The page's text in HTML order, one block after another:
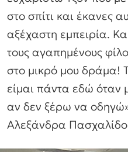
στο σπίτι και έκανες
αξέχαστη εμπειρία.
τους αγαπημένους
στο μικρό μου δράμα!
είμαι πάντα εδώ όταν
αν δεν ξέρω να οδηγώ
Αλεξάνδρα